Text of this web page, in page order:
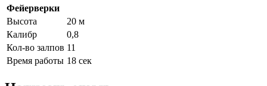
Фейерверки
Высота
20 м
Калибр
0,8
Кол-во залпов 11
Время работы 18 сек